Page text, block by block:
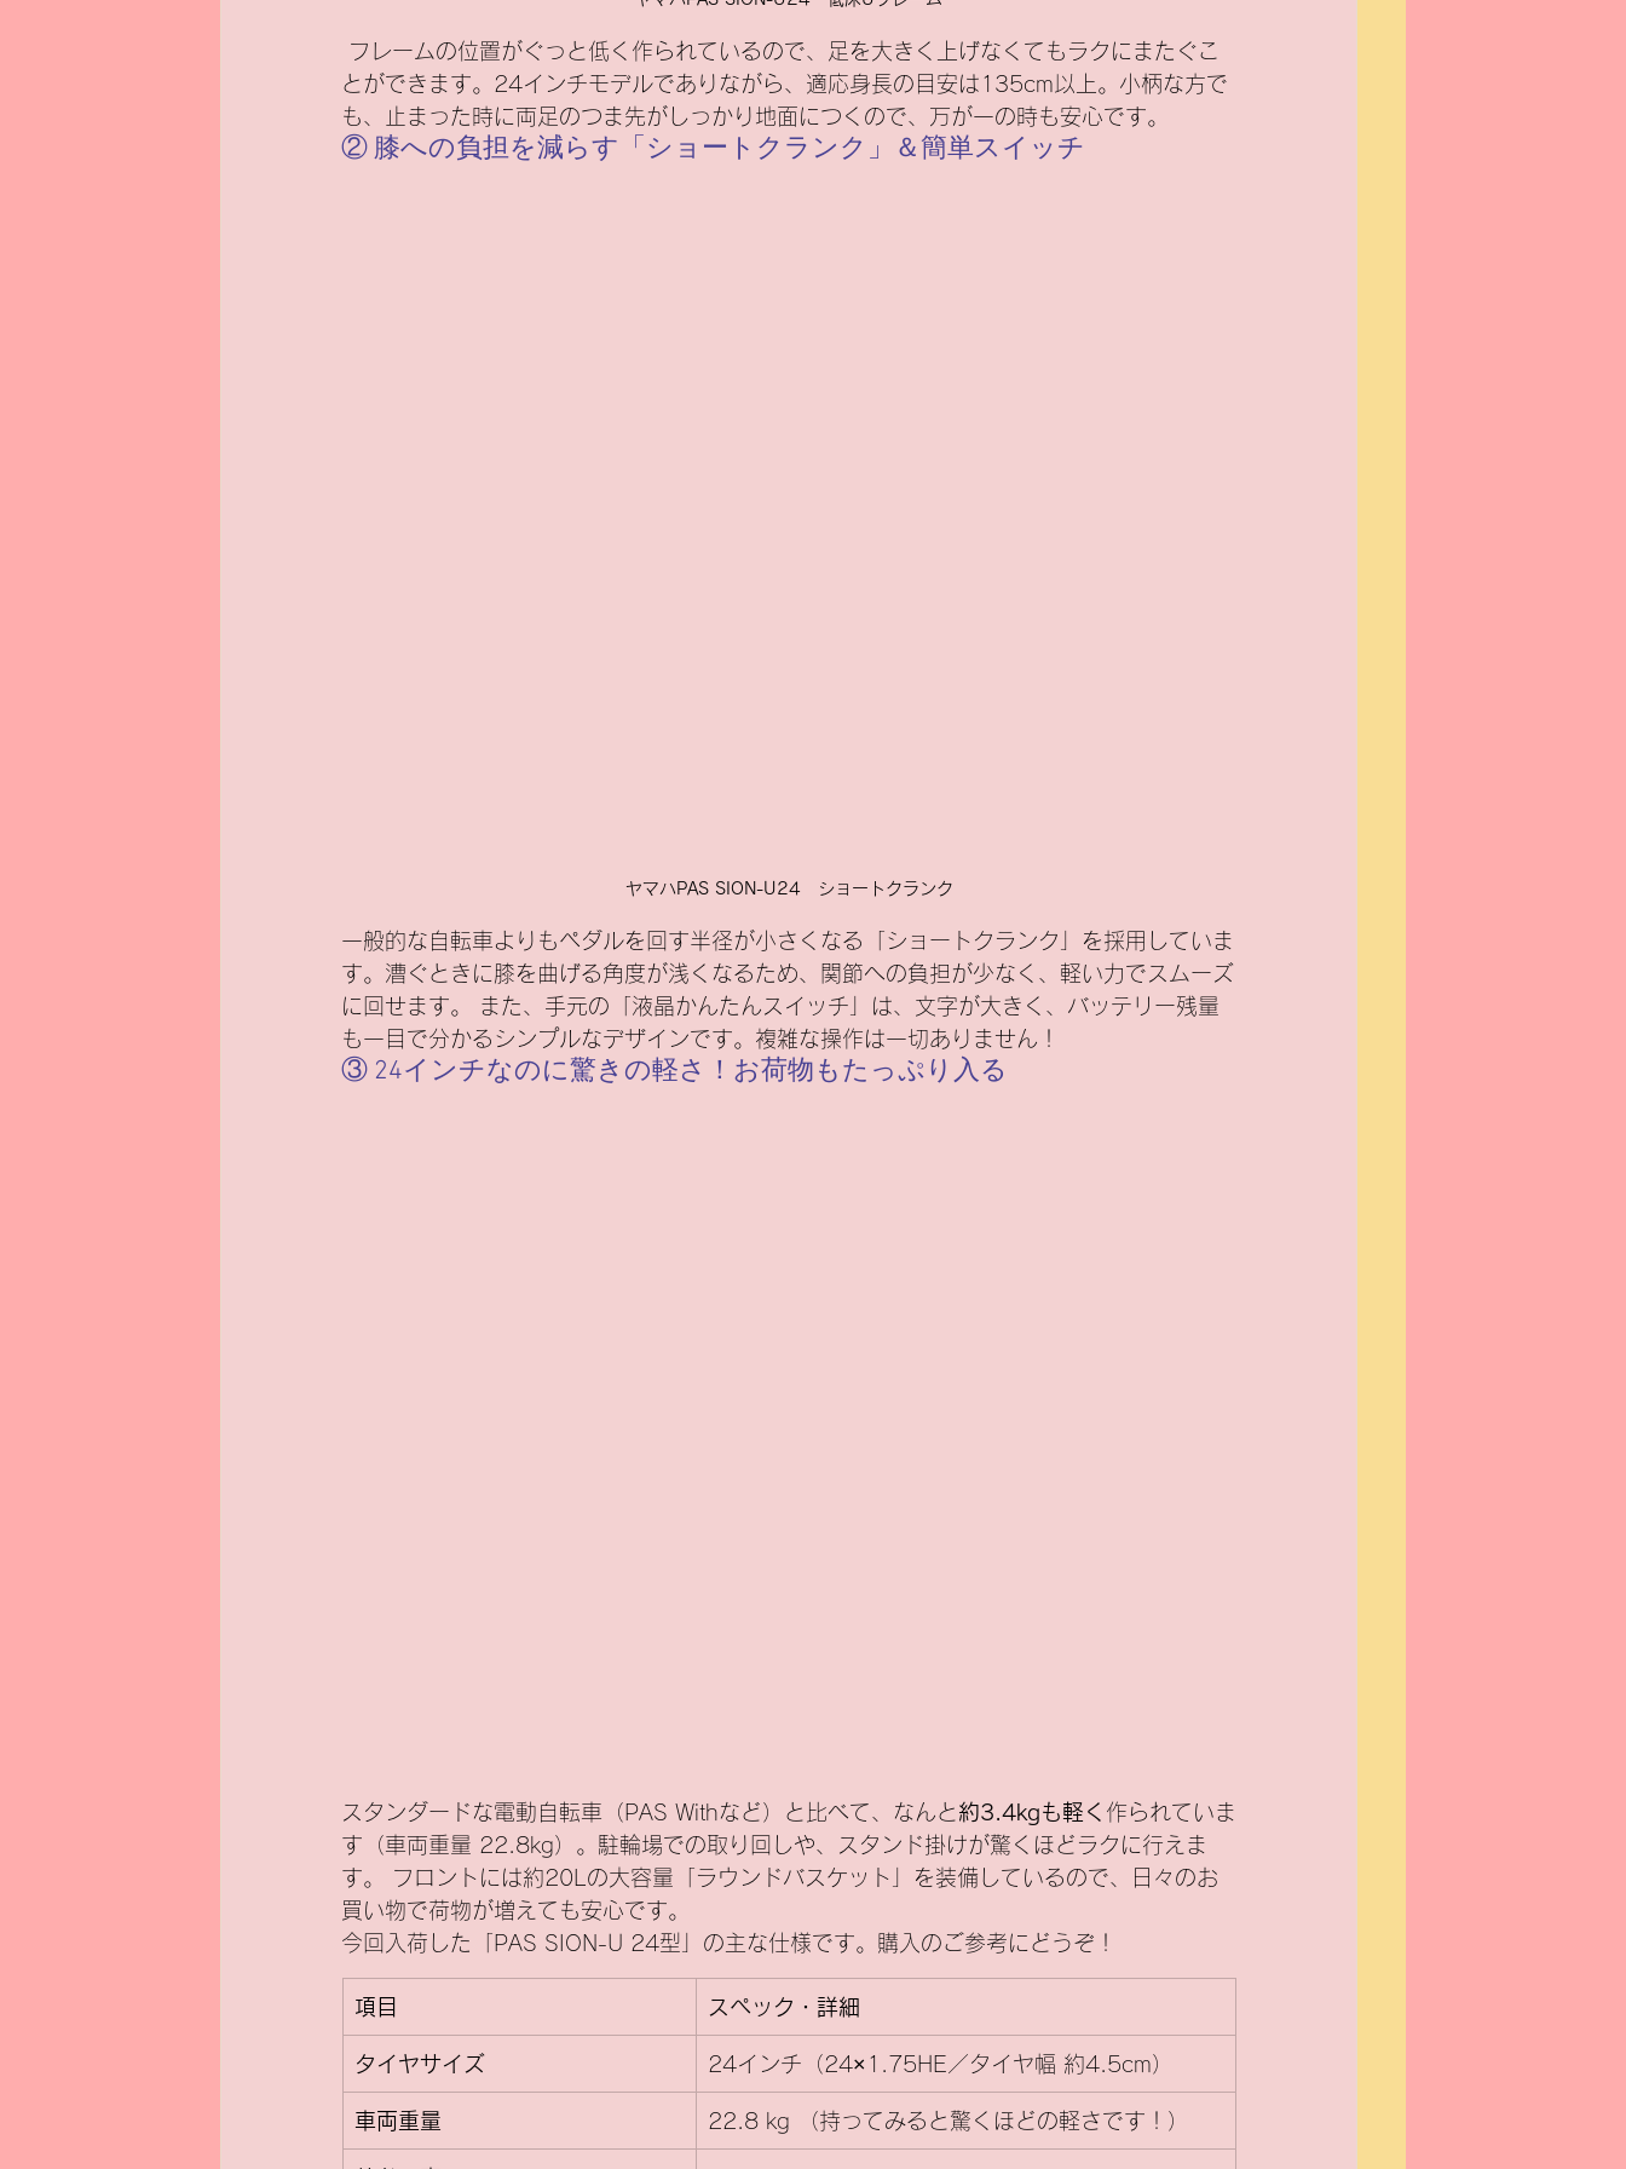
とができます。24インチモデルでありながら、適応身長の目安は135cm以上。小柄な方で
も、止まった時に両足のつま先がしっかり地面につくので、万が一の時も安心です。
② 膝への負担を減らす「ショートクランク」＆簡単スイッチ
ヤマハPAS SION-U24　ショートクランク
一般的な自転車よりもペダルを回す半径が小さくなる「ショートクランク」を採用していま
す。漕ぐときに膝を曲げる角度が浅くなるため、関節への負担が少なく、軽い力でスムーズ
に回せます。 また、手元の「液晶かんたんスイッチ」は、文字が大きく、バッテリー残量
も一目で分かるシンプルなデザインです。複雑な操作は一切ありません！
③ 24インチなのに驚きの軽さ！お荷物もたっぷり入る
スタンダードな電動自転車（PAS Withなど）と比べて、なんと 約3.4kgも軽く 作られていま
す（車両重量 22.8kg）。駐輪場での取り回しや、スタンド掛けが驚くほどラクに行えま
す。 フロントには約20Lの大容量「ラウンドバスケット」を装備しているので、日々のお
買い物で荷物が増えても安心です。
今回入荷した「PAS SION-U 24型」の主な仕様です。購入のご参考にどうぞ！
項目 スペック・詳細
タイヤサイズ 24インチ（24×1.75HE／タイヤ幅 約4.5cm）
車両重量 22.8 kg （持ってみると驚くほどの軽さです！）